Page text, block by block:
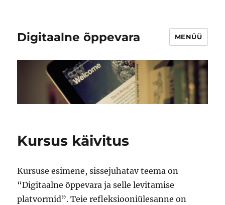
Digitaalne õppevara MENÜÜ
Kursus käivitus
Kursuse esimene, sissejuhatav teema on
“Digitaalne õppevara ja selle levitamise
platvormid”. Teie refleksiooniülesanne on